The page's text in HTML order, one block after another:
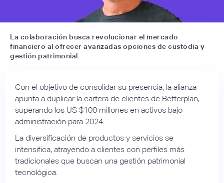
La colaboración busca revolucionar el mercado
financiero al ofrecer avanzadas opciones de custodia y
gestión patrimonial.
Con el objetivo de consolidar su presencia, la alianza
apunta a duplicar la cartera de clientes de Betterplan,
superando los US $100 millones en activos bajo
administración para 2024.
La diversificación de productos y servicios se
intensifica, atrayendo a clientes con perfiles más
tradicionales que buscan una gestión patrimonial
tecnológica.